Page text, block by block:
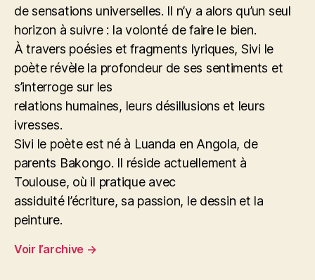
de sensations universelles. Il n’y a alors qu’un seul
horizon à suivre : la volonté de faire le bien.
À travers poésies et fragments lyriques, Sivi le
poète révèle la profondeur de ses sentiments et
s’interroge sur les
relations humaines, leurs désillusions et leurs
ivresses.
Sivi le poète est né à Luanda en Angola, de
parents Bakongo. Il réside actuellement à
Toulouse, où il pratique avec
assiduité l’écriture, sa passion, le dessin et la
peinture.
Voir l’archive →